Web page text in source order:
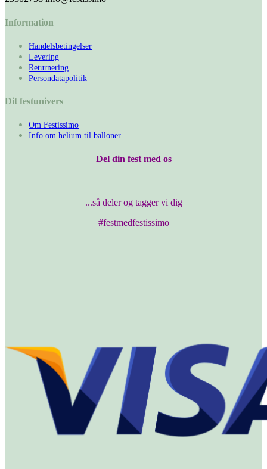
Information
Handelsbetingelser
Levering
Returnering
Persondatapolitik
Dit festunivers
Om Festissimo
Info om helium til balloner
Del din fest med os
...så deler og tagger vi dig
#festmedfestissimo